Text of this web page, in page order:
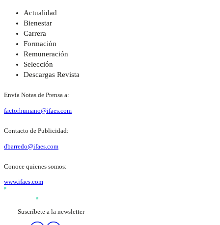
Actualidad
Bienestar
Carrera
Formación
Remuneración
Selección
Descargas Revista
Envía Notas de Prensa a:
factorhumano@ifaes.com
Contacto de Publicidad:
dbarredo@ifaes.com
Conoce quienes somos:
www.ifaes.com
Suscríbete a la newsletter